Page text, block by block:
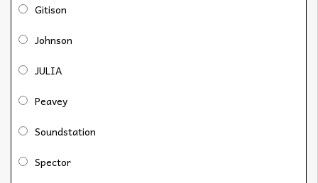
Gitison
Johnson
JULIA
Peavey
Soundstation
Spector